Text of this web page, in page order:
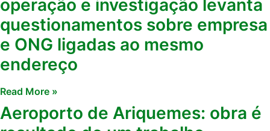
operação e investigação levanta
questionamentos sobre empresa
e ONG ligadas ao mesmo
endereço
Read More »
Aeroporto de Ariquemes: obra é